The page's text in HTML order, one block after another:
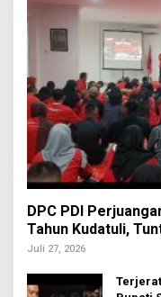
DPC PDI
Tahun Kudatuli,
Intelektual
Juli 27, 2026